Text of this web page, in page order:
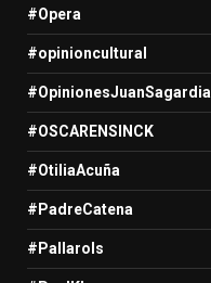
#Opera
#opinioncultural
#OpinionesJuanSagardia
#OSCARENSINCK
#OtiliaAcuña
#PadreCatena
#Pallarols